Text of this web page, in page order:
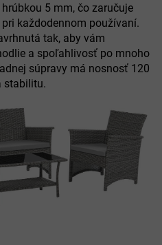
5 mm, čo zaručuje
každodennom používaní.
tak, aby vám
a spoľahlivosť po mnoho
súpravy má nosnosť 120
stabilitu.